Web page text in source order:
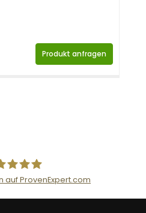
Produkt anfragen
GmbH
auf ProvenExpert.com